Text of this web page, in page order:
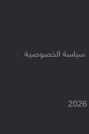
سياسة الخصوصية